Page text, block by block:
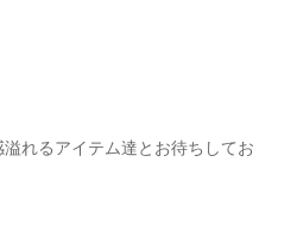
れるアイテム達とお待ちしてお